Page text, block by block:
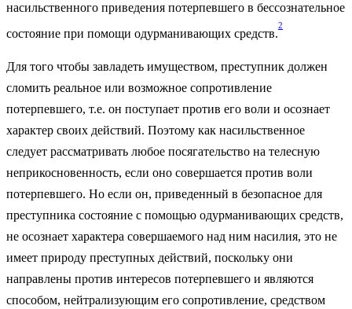
насильственного приведения потерпевшего в бессознательное
состояние при помощи одурманивающих средств.
2
Для того чтобы завладеть имуществом, преступник должен
сломить реальное или возможное сопротивление
потерпевшего, т.е. он поступает против его воли и осознает
характер своих действий. Поэтому как насильственное
следует рассматривать любое посягательство на телесную
неприкосновенность, если оно совершается против воли
потерпевшего. Но если он, приведенный в безопасное для
преступника состояние с помощью одурманивающих средств,
не осознает характера совершаемого над ним насилия, это не
имеет природу преступных действий, поскольку они
направлены против интересов потерпевшего и являются
способом, нейтрализующим его сопротивление, средством